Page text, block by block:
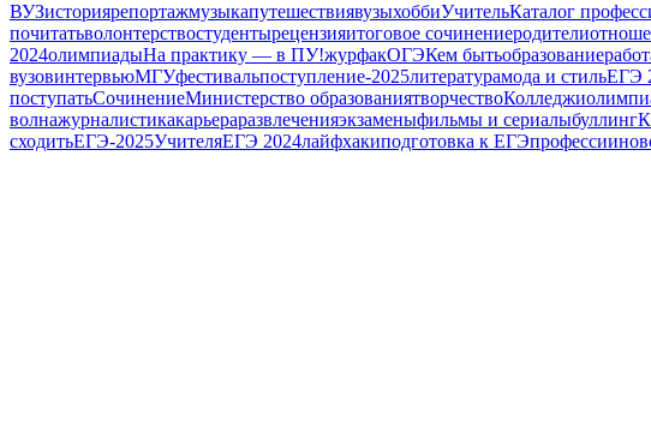
ВУЗисториярепортажмузыкапутешествиявузыхоббиУчительКаталог
почитатьволонтерствостудентырецензияитоговое сочинениеродители
2024олимпиадыНа практику — в ПУ!журфакОГЭКем бытьобразование
вузовинтервьюМГУфестивальпоступление-2025литературамода и стильЕГЭ
поступатьСочинениеМинистерство образованиятворчествоКолледжи
волнажурналистикакарьераразвлеченияэкзаменыфильмы и сериалыбуллинг
сходитьЕГЭ-2025УчителяЕГЭ 2024лайфхакиподготовка к ЕГЭпрофессии